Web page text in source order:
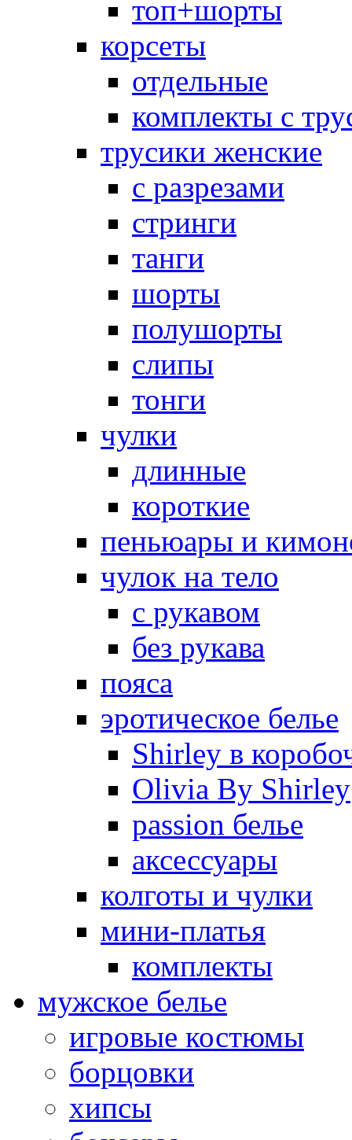
топ+шорты
корсеты
отдельные
комплекты с
трусики женские
с разрезами
стринги
танги
шорты
полушорты
слипы
тонги
чулки
длинные
короткие
пеньюары и
чулок на тело
с рукавом
без рукава
пояса
эротическое белье
Shirley в
Olivia By Shirley
passion белье
аксессуары
колготы и чулки
мини-платья
комплекты
мужское белье
игровые костюмы
борцовки
хипсы